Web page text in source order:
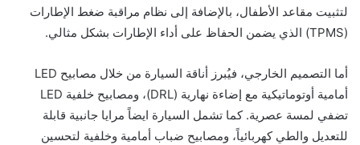
لتثبيت مقاعد الأطفال، بالإضافة إلى نظام مراقبة ضغط الإطارات
(TPMS) الذي يضمن الحفاظ على أداء الإطارات بشكل مثالي.
أما التصميم الخارجي، فيُبرز أناقة السيارة من خلال مصابيح LED
أمامية أوتوماتيكية مع إضاءة نهارية (DRL)، ومصابيح خلفية LED
تضفي لمسة عصرية. كما تشمل السيارة ايضاً مرايا جانبية قابلة
للتعديل والطي كهربائياً، ومصابيح ضباب أمامية وخلفية لتحسين